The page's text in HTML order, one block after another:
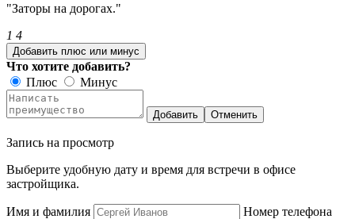
"Заторы на дорогах."
1 4
Добавить плюс или минус
Что хотите добавить?
Плюс
Минус
Добавить Отменить
Запись на просмотр
Выберите удобную дату и время для встречи в офисе
застройщика.
Имя и фамилия Номер телефона